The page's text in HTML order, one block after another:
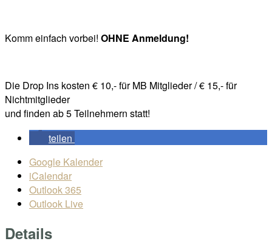
Komm einfach vorbei! OHNE Anmeldung!
Die Drop Ins kosten € 10,- für MB Mitglieder / € 15,- für
Nichtmitglieder
und finden ab 5 Teilnehmern statt!
teilen
Google Kalender
iCalendar
Outlook 365
Outlook Live
Details